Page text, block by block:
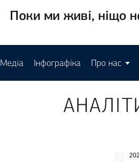
Поки ми живі, ніщо
Медіа Інфографіка Про нас